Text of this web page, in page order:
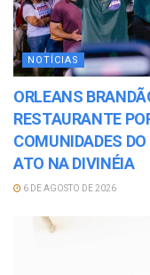
NOTÍCIAS
ORLEANS
RESTAURANTE
COMUNIDADES
ATO NA DIVINÉIA
6 DE AGOSTO DE 2026